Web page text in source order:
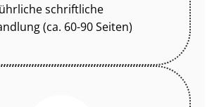
schriftliche
(ca. 60-90 Seiten)